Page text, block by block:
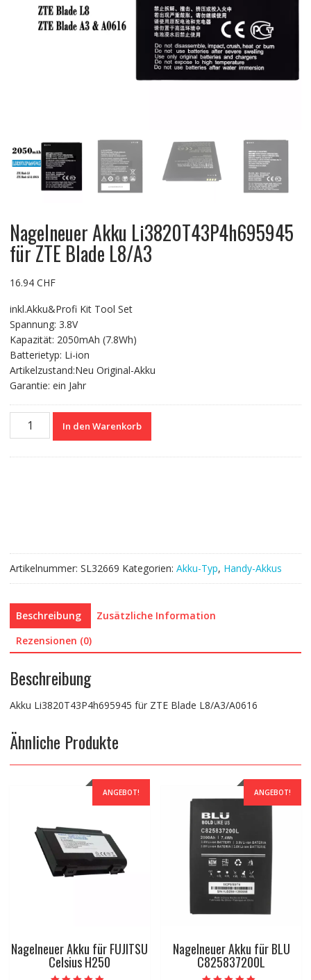
Nagelneuer Akku Li3820T43P4h695945
für ZTE Blade L8/A3
16.94 CHF
inkl.Akku&Profi Kit Tool Set
Spannung: 3.8V
Kapazität: 2050mAh (7.8Wh)
Batterietyp: Li-ion
Artikelzustand:Neu Original-Akku
Garantie: ein Jahr
Nagelneuer
Akku
In den Warenkorb
Artikelnummer: SL32669 Kategorien: Akku-Typ, Handy-Akkus
Beschreibung
Zusätzliche Information
Rezensionen (0)
Beschreibung
Akku Li3820T43P4h695945 für ZTE Blade L8/A3/A0616
Ähnliche Produkte
ANGEBOT!
Nagelneuer Akku für FUJITSU
Celsius H250
ANGEBOT!
Nagelneuer Akku für BLU
C825837200L